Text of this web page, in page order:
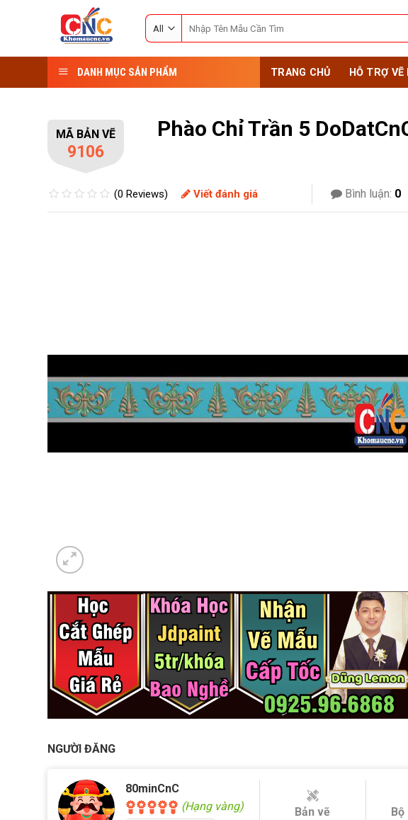
for:
DANH MỤC SẢN PHẨM TRANG CHỦ HỖ TRỢ VẼ
MÃ BẢN VẼ
9106
Phào Chỉ Trần 5
(0 Reviews) Viết đánh giá Bình luận: 0
NGƯỜI ĐĂNG
80minCnC
(Hạng vàng)
Bản vẽ